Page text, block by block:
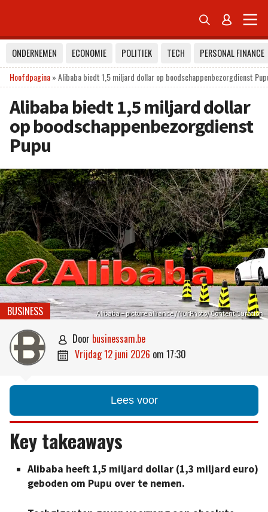
 
ONDERNEMEN ECONOMIE POLITIEK TECH
PERSONAL FINANCE
Hoofdpagina»Alibaba biedt 1,5 miljard dollar op boodschappenbezorgdienst
Alibaba biedt 1,5 miljard dollar
op boodschappenbezorgdienst
Pupu
Alibaba – picture alliance / NurPhoto/ Content Curation
BUSINESS
 door businessam.be
 vrijdag 12 juni 2026 om 17:30
Lees voor
Key takeaways
Alibaba heeft 1,5 miljard dollar (1,3 miljard euro)
geboden om Pupu over te nemen.